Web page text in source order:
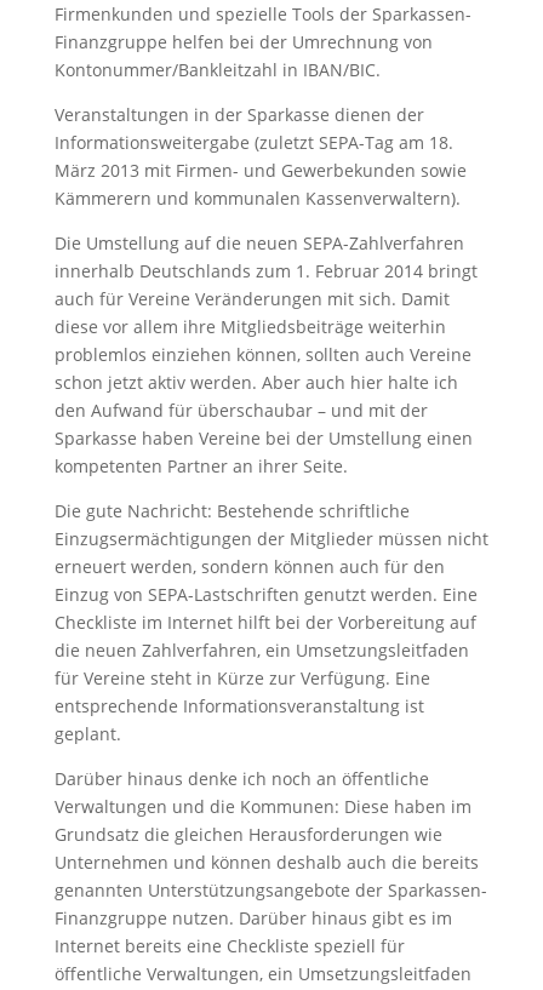
Firmenkunden und spezielle Tools der Sparkassen-
Finanzgruppe helfen bei der Umrechnung von
Kontonummer/Bankleitzahl in IBAN/BIC.
Veranstaltungen in der Sparkasse dienen der
Informationsweitergabe (zuletzt SEPA-Tag am 18.
März 2013 mit Firmen- und Gewerbekunden sowie
Kämmerern und kommunalen Kassenverwaltern).
Die Umstellung auf die neuen SEPA-Zahlverfahren
innerhalb Deutschlands zum 1. Februar 2014 bringt
auch für Vereine Veränderungen mit sich. Damit
diese vor allem ihre Mitgliedsbeiträge weiterhin
problemlos einziehen können, sollten auch Vereine
schon jetzt aktiv werden. Aber auch hier halte ich
den Aufwand für überschaubar – und mit der
Sparkasse haben Vereine bei der Umstellung einen
kompetenten Partner an ihrer Seite.
Die gute Nachricht: Bestehende schriftliche
Einzugsermächtigungen der Mitglieder müssen nicht
erneuert werden, sondern können auch für den
Einzug von SEPA-Lastschriften genutzt werden. Eine
Checkliste im Internet hilft bei der Vorbereitung auf
die neuen Zahlverfahren, ein Umsetzungsleitfaden
für Vereine steht in Kürze zur Verfügung. Eine
entsprechende Informationsveranstaltung ist
geplant.
Darüber hinaus denke ich noch an öffentliche
Verwaltungen und die Kommunen: Diese haben im
Grundsatz die gleichen Herausforderungen wie
Unternehmen und können deshalb auch die bereits
genannten Unterstützungsangebote der Sparkassen-
Finanzgruppe nutzen. Darüber hinaus gibt es im
Internet bereits eine Checkliste speziell für
öffentliche Verwaltungen, ein Umsetzungsleitfaden